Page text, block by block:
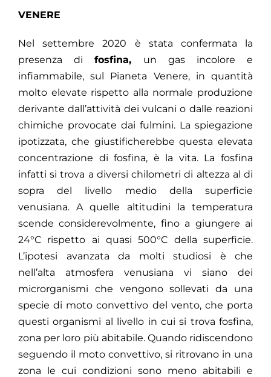
VENERE
Nel settembre 2020 è stata confermata la
presenza di fosfina, un gas incolore e
infiammabile, sul Pianeta Venere, in quantità
molto elevate rispetto alla normale produzione
derivante dall’attività dei vulcani o dalle reazioni
chimiche provocate dai fulmini. La spiegazione
ipotizzata, che giustificherebbe questa elevata
concentrazione di fosfina, è la vita. La fosfina
infatti si trova a diversi chilometri di altezza al di
sopra del livello medio della superficie
venusiana. A quelle altitudini la temperatura
scende considerevolmente, fino a giungere ai
24°C rispetto ai quasi 500°C della superficie.
L’ipotesi avanzata da molti studiosi è che
nell’alta atmosfera venusiana vi siano dei
microrganismi che vengono sollevati da una
specie di moto convettivo del vento, che porta
questi organismi al livello in cui si trova fosfina,
zona per loro più abitabile. Quando ridiscendono
seguendo il moto convettivo, si ritrovano in una
zona le cui condizioni sono meno abitabili e